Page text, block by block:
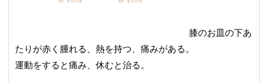
膝のお皿の下あ
たりが赤く腫れる、熱を持つ、痛みがある。
運動をすると痛み、休むと治る。